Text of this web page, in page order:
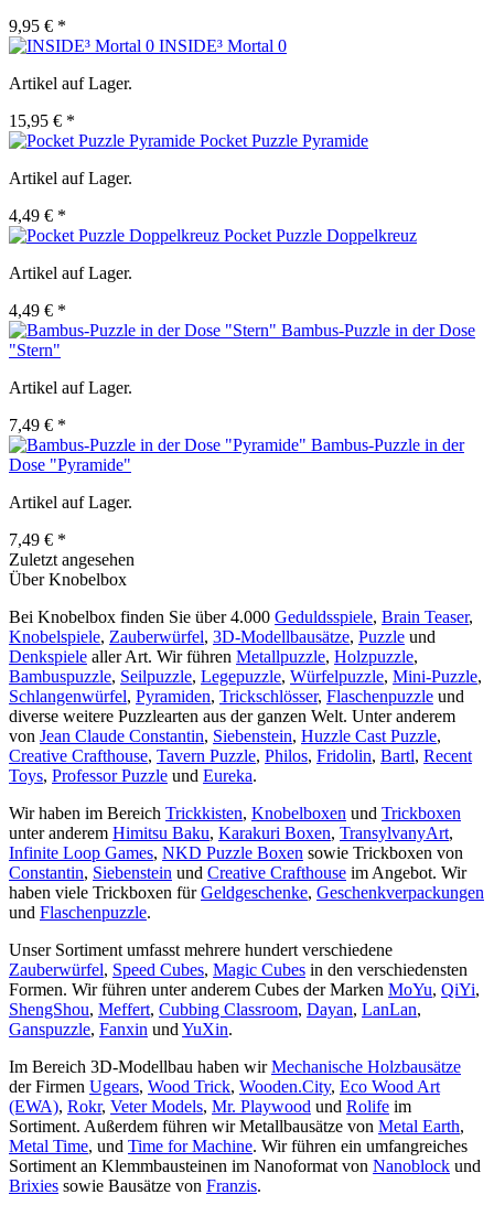
9,95 € *
INSIDE³ Mortal 0
Artikel auf Lager.
15,95 € *
Pocket Puzzle Pyramide
Artikel auf Lager.
4,49 € *
Pocket Puzzle Doppelkreuz
Artikel auf Lager.
4,49 € *
Bambus-Puzzle in der Dose
"Stern"
Artikel auf Lager.
7,49 € *
Bambus-Puzzle in der
Dose "Pyramide"
Artikel auf Lager.
7,49 € *
Zuletzt angesehen
Über Knobelbox
Bei Knobelbox finden Sie über 4.000 Geduldsspiele, Brain Teaser,
Knobelspiele, Zauberwürfel, 3D-Modellbausätze, Puzzle und
Denkspiele aller Art. Wir führen Metallpuzzle, Holzpuzzle,
Bambuspuzzle, Seilpuzzle, Legepuzzle, Würfelpuzzle, Mini-Puzzle,
Schlangenwürfel, Pyramiden, Trickschlösser, Flaschenpuzzle und
diverse weitere Puzzlearten aus der ganzen Welt. Unter anderem
von Jean Claude Constantin, Siebenstein, Huzzle Cast Puzzle,
Creative Crafthouse, Tavern Puzzle, Philos, Fridolin, Bartl, Recent
Toys, Professor Puzzle und Eureka.
Wir haben im Bereich Trickkisten, Knobelboxen und Trickboxen
unter anderem Himitsu Baku, Karakuri Boxen, TransylvanyArt,
Infinite Loop Games, NKD Puzzle Boxen sowie Trickboxen von
Constantin, Siebenstein und Creative Crafthouse im Angebot. Wir
haben viele Trickboxen fürGeldgeschenke, Geschenkverpackungen
und Flaschenpuzzle.
Unser Sortiment umfasst mehrere hundert verschiedene
Zauberwürfel, Speed Cubes, Magic Cubes in den verschiedensten
Formen. Wir führen unter anderem Cubes der Marken MoYu, QiYi,
ShengShou, Meffert, Cubbing Classroom, Dayan, LanLan,
Ganspuzzle, Fanxin und YuXin.
Im Bereich 3D-Modellbau haben wirMechanische Holzbausätze
der Firmen Ugears, Wood Trick, Wooden.City, Eco Wood Art
(EWA), Rokr, Veter Models, Mr. Playwood und Rolife im
Sortiment. Außerdem führen wir Metallbausätze von Metal Earth,
Metal Time, und Time for Machine. Wir führen ein umfangreiches
Sortiment an Klemmbausteinen im Nanoformat von Nanoblock und
Brixies sowie Bausätze von Franzis.